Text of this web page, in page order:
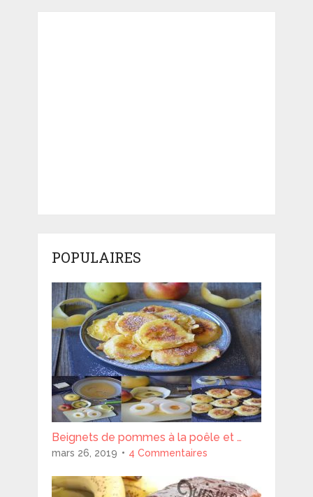
POPULAIRES
Beignets de pommes à la poêle et …
mars 26, 2019 4 Commentaires